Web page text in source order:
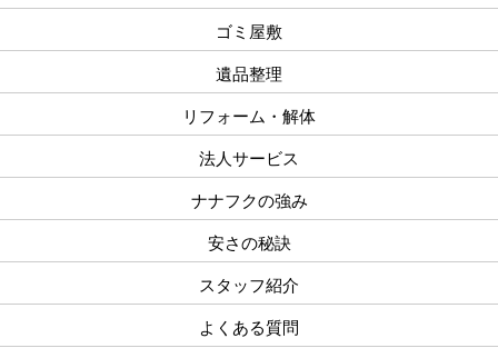
ゴミ屋敷
遺品整理
リフォーム・解体
法人サービス
ナナフクの強み
安さの秘訣
スタッフ紹介
よくある質問